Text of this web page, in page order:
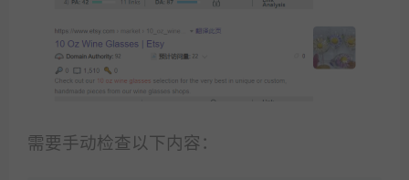
需要手动检查以下内容：